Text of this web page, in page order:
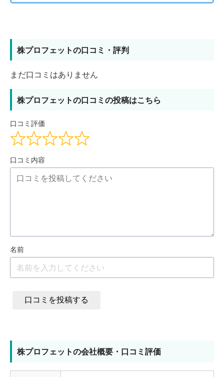
株プロフェットの口コミ・評判
まだ口コミはありません
株プロフェットの口コミの投稿はこちら
口コミ評価
口コミ内容
名前
口コミを投稿する
株プロフェットの会社概要・口コミ評価